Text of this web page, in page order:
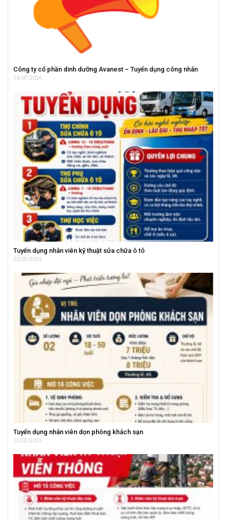
Công ty cổ phần dinh dưỡng Avanest – Tuyển dụng công nhân
16/07/2026
Tuyển dụng nhân viên kỹ thuật sửa chữa ô tô
22/05/2026
Tuyển dụng nhân viên dọn phòng khách sạn
22/05/2026